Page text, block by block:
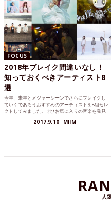
FOCUS
2018年ブレイク間違いなし！
知っておくべきアーティスト8
選
今年、来年とメジャーシーンでさらにブレイクし
ていくであろうおすすめのアーティストを8組セレ
クトしてみました。ぜひお気に入りの音楽を発見
2017.9.10 MIIM
人